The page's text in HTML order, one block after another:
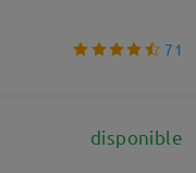
71
disponible